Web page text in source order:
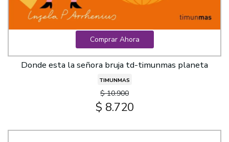
Comprar Ahora
Donde esta la señora bruja td-timunmas planeta
TIMUNMAS
$ 10.900
$ 8.720